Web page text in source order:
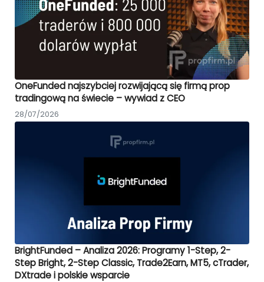
OneFunded najszybciej rozwijającą się firmą prop
tradingową na świecie – wywiad z CEO
28/07/2026
BrightFunded – Analiza 2026: Programy 1-Step, 2-
Step Bright, 2-Step Classic, Trade2Earn, MT5, cTrader,
DXtrade i polskie wsparcie